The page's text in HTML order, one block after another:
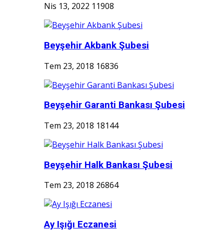
Nis 13, 2022 11908
Beyşehir Akbank Şubesi
Tem 23, 2018 16836
Beyşehir Garanti Bankası Şubesi
Tem 23, 2018 18144
Beyşehir Halk Bankası Şubesi
Tem 23, 2018 26864
Ay Işığı Eczanesi